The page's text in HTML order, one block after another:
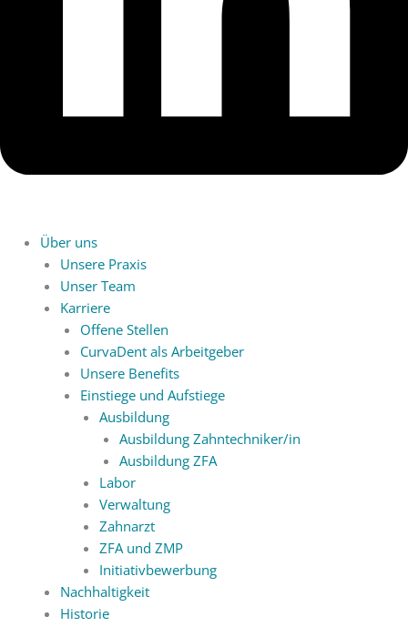
Über uns
Unsere Praxis
Unser Team
Karriere
Offene Stellen
CurvaDent als Arbeitgeber
Unsere Benefits
Einstiege und Aufstiege
Ausbildung
Ausbildung Zahntechniker/in
Ausbildung ZFA
Labor
Verwaltung
Zahnarzt
ZFA und ZMP
Initiativbewerbung
Nachhaltigkeit
Historie